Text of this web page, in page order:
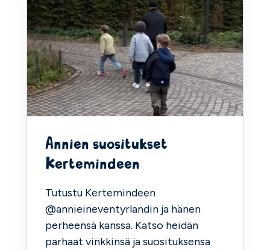
Annien suositukset
Kertemindeen
Tutustu Kertemindeen
@annieineventyrlandin ja hänen
perheensä kanssa. Katso heidän
parhaat vinkkinsä ja suosituksensa